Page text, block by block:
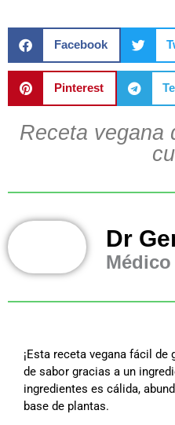
Facebook
Pinterest
Receta vegana
Dr
Médico
¡Esta receta vegana fácil
de sabor gracias a un
ingredientes es cálida,
base de plantas.